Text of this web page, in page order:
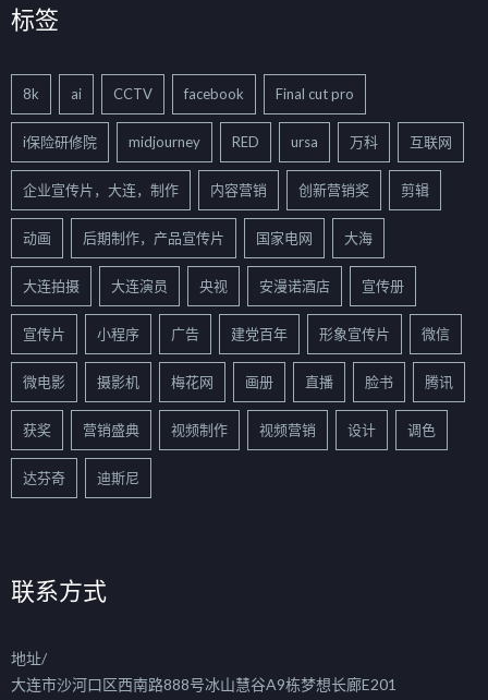
标签
8k ai CCTV facebook Final cut pro
i保险研修院 midjourney RED ursa 万科 互联网
企业宣传片，大连，制作 内容营销 创新营销奖 剪辑
动画 后期制作，产品宣传片 国家电网 大海
大连拍摄 大连演员 央视 安漫诺酒店 宣传册
宣传片 小程序 广告 建党百年 形象宣传片 微信
微电影 摄影机 梅花网 画册 直播 脸书 腾讯
获奖 营销盛典 视频制作 视频营销 设计 调色
达芬奇 迪斯尼
联系方式
地址/
大连市沙河口区西南路888号冰山慧谷A9栋梦想长廊E201